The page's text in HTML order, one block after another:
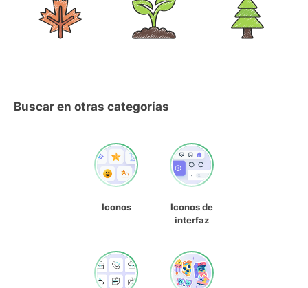
Buscar en otras categorías
Iconos
Iconos de
interfaz